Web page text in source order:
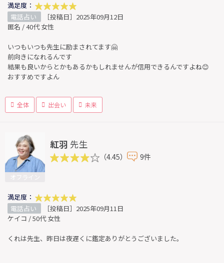
満足度：
電話占い
［投稿日］2025年09月12日
匿名 / 40代 女性
いつもいつも先生に励まされてます🤗
前向きになれるんです
結果も良いからとかもあるかもしれませんが信用できるんですよね😊
おすすめですよん
全体 出会い 未来
紅羽 先生
（4.45） 9件
満足度：
電話占い
［投稿日］2025年09月11日
ケイコ / 50代 女性
くれは先生、昨日は夜遅くに鑑定ありがとうございました。